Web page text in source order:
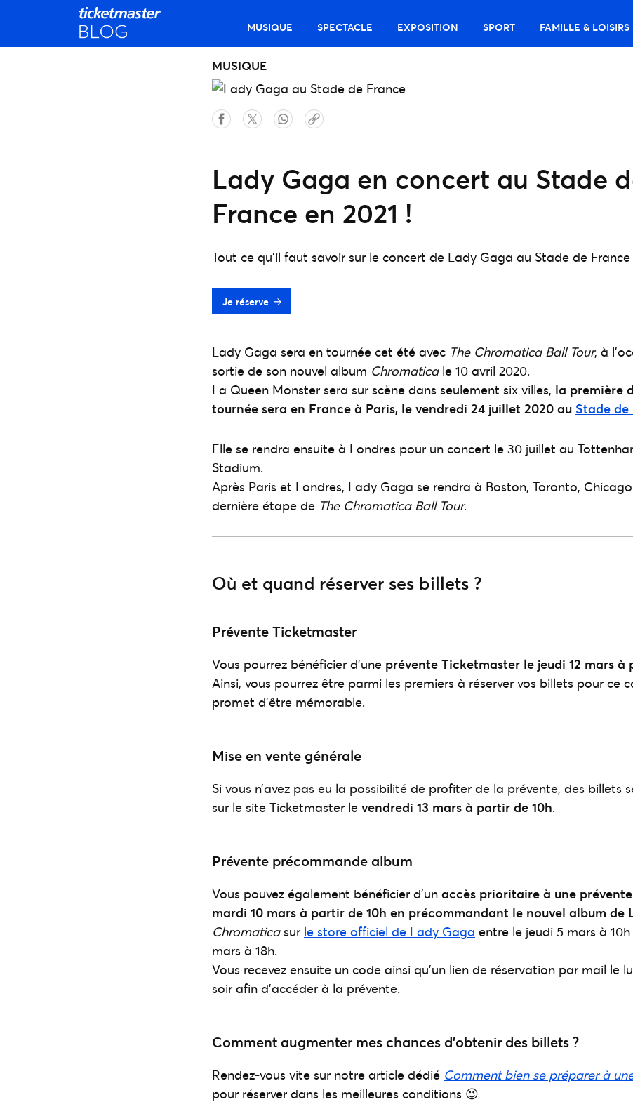
MUSIQUE SPECTACLE EXPOSITION SPORT FAMILLE & LOISIRS
MUSIQUE
Lady Gaga en concert au Stade
France en 2021 !
Tout ce qu'il faut savoir sur le concert de Lady Gaga au Stade de France
Je réserve
Lady Gaga sera en tournée cet été avec The Chromatica Ball Tour, à
sortie de son nouvel album Chromaticale 10 avril 2020.
La Queen Monster sera sur scène dans seulement six villes, la première
tournée sera en France à Paris, le vendredi 24 juillet 2020 au Stade
Elle se rendra ensuite à Londres pour un concert le 30 juillet au
Stadium.
Après Paris et Londres, Lady Gaga se rendra à Boston, Toronto,
dernière étape de The Chromatica Ball Tour.
Où et quand réserver ses billets ?
Prévente Ticketmaster
Vous pourrez bénéficier d’une prévente Ticketmaster le jeudi 12 mars à
Ainsi, vous pourrez être parmi les premiers à réserver vos billets pour ce
promet d’être mémorable.
Mise en vente générale
Si vous n’avez pas eu la possibilité de profiter de la prévente, des billets
sur le site Ticketmaster le vendredi 13 mars à partir de 10h.
Prévente précommande album
Vous pouvez également bénéficier d’un accès prioritaire à une
mardi 10 mars à partir de 10h en précommandant le nouvel album de
Chromaticasur le store officiel de Lady Gaga entre le jeudi 5 mars à
mars à 18h.
Vous recevez ensuite un code ainsi qu’un lien de réservation par mail le
soir afin d’accéder à la prévente.
Comment augmenter mes chances d’obtenir des billets ?
Rendez-vous vite sur notre article dédié Comment bien se préparer à
pour réserver dans les meilleures conditions 😉